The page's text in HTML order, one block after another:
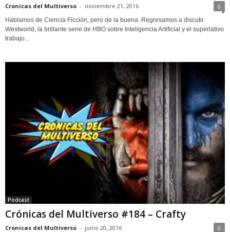
Cronicas del Multiverso - noviembre 21, 2016 0
Hablamos de Ciencia Ficción, pero de la buena. Regresamos a discutir
Westworld, la brillante serie de HBO sobre Inteligencia Artificial y el superlativo
trabajo...
Podcast
Crónicas del Multiverso #184 – Crafty
Cronicas del Multiverso - junio 20, 2016 0